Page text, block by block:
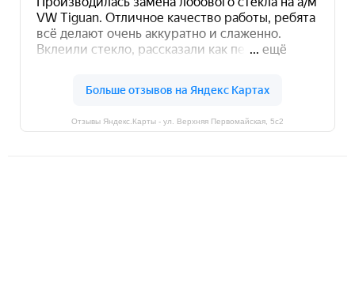
Отзывы Яндекс.Карты - ул. Верхняя Первомайская, 5с2